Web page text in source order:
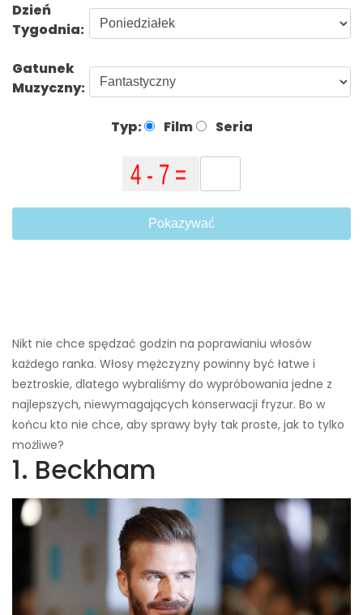
Dzień
Tygodnia:
Gatunek
Muzyczny:
Typ: Film Seria
Pokazywać
Nikt nie chce spędzać godzin na poprawianiu włosów
każdego ranka. Włosy mężczyzny powinny być łatwe i
beztroskie, dlatego wybraliśmy do wypróbowania jedne z
najlepszych, niewymagających konserwacji fryzur. Bo w
końcu kto nie chce, aby sprawy były tak proste, jak to tylko
możliwe?
1. Beckham